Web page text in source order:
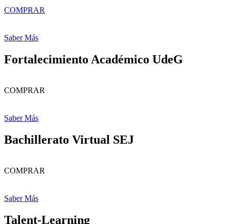
COMPRAR
Saber Más
Fortalecimiento Académico UdeG
COMPRAR
Saber Más
Bachillerato Virtual SEJ
COMPRAR
Saber Más
Talent-Learning